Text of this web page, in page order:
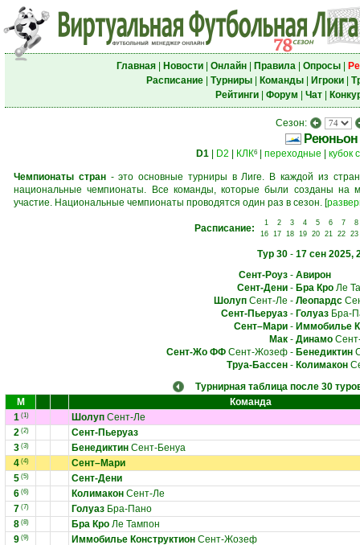
Главная| Новости| Онлайн| Правила| Опросы|
Расписание| Турниры| Команды| Игроки|
Рейтинги| Форум Чат|
Сезон:
Реюньон
D1 D2 КЛК6 переходные кубок
Чемпионаты стран- это основные турниры в Лиге. В каждой из
национальные чемпионаты. Все команды, которые были созданы на
участие. Национальные чемпионаты проводятся один раз в сезон. [
Расписание: 1 2 3 4 5 6 7
8
16
17 18 19 20 21 22 23
Тур 30- 17 сен 2025,
Сент-Роуз- Авирон
Сент-Дени- Бра КроЛе
ШолупСент-Ле - Леопардс
Сент-Пьеруаз- ГолуазБра-
Сент–Мари- Иммобилье
Мак- Динамо
Сент-Жо ФФСент-Жозеф- Бенедиктин
Труа-Бассен- Колимакон
Турнирная таблица после 30
М
Команда
1 (1) Шолуп Сент-Ле
2 (2)
Сент-Пьеруаз
3 (3) Бенедиктин Сент-Бенуа
4 (4)
Сент–Мари
5 (5)
Сент-Дени
6 (6) Колимакон Сент-Ле
7 (7) Голуаз Бра-Пано
8 (8) Бра Кро Ле Тампон
9 (9) Иммобилье Конструктион Сент-Жозеф